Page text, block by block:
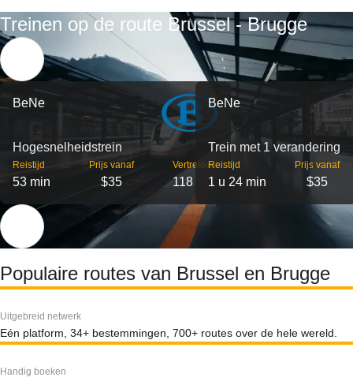
Treinen op de route Brussel - Brugge
BeNe
Hogesnelheidstrein
Reistijd
53 min
Prijs vanaf
$35
Vertrekken
118
BeNe
Trein met 1 verandering
Reistijd
1 u 24 min
Prijs vanaf
$35
Populaire routes van Brussel en Brugge
Uitgebreid netwerk
Eén platform, 34+ bestemmingen, 700+ routes over de hele wereld.
Handig boeken